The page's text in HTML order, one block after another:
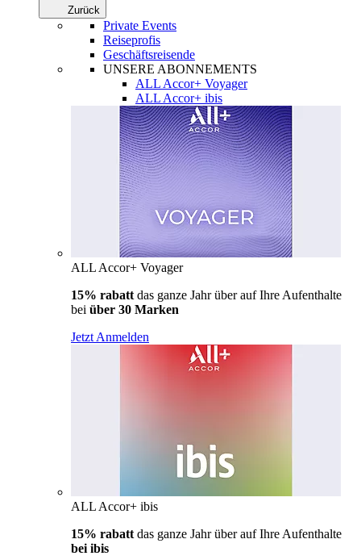
Zurück
Private Events
Reiseprofis
Geschäftsreisende
UNSERE ABONNEMENTS
ALL Accor+ Voyager
ALL Accor+ ibis
ALL Accor+ Voyager
15% rabatt das ganze Jahr über auf Ihre Aufenthalte
bei über 30 Marken
Jetzt Anmelden
ALL Accor+ ibis
15% rabatt das ganze Jahr über auf Ihre Aufenthalte
bei ibis